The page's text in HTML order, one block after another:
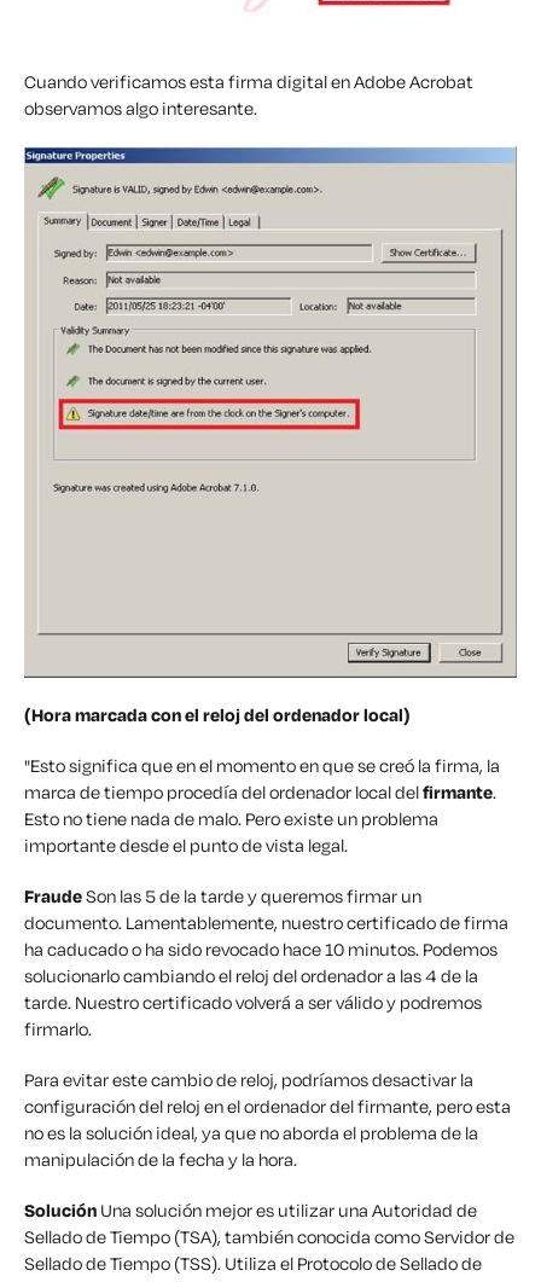
Cuando verificamos esta firma digital en Adobe Acrobat
observamos algo interesante.
(Hora marcada con el reloj del ordenador local)
"Esto significa que en el momento en que se creó la firma, la
marca de tiempo procedía del ordenador local delfirmante.
Esto no tiene nada de malo. Pero existe un problema
importante desde el punto de vista legal.
FraudeSon las 5 de la tarde y queremos firmar un
documento. Lamentablemente, nuestro certificado de firma
ha caducado o ha sido revocado hace 10 minutos. Podemos
solucionarlo cambiando el reloj del ordenador a las 4 de la
tarde. Nuestro certificado volverá a ser válido y podremos
firmarlo.
Para evitar este cambio de reloj, podríamos desactivar la
configuración del reloj en el ordenador del firmante, pero esta
no es la solución ideal, ya que no aborda el problema de la
manipulación de la fecha y la hora.
Solución Una solución mejor es utilizar una Autoridad de
Sellado de Tiempo (TSA), también conocida como Servidor de
Sellado de Tiempo (TSS). Utiliza el Protocolo de Sellado de